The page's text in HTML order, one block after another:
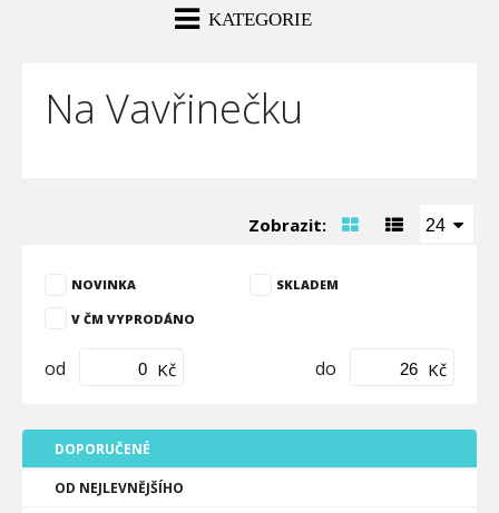
KATEGORIE
Na Vavřinečku
Zobrazit: 24
NOVINKA SKLADEM
V ČM VYPRODÁNO
od Kč do Kč
DOPORUČENÉ
OD NEJLEVNĚJŠÍHO